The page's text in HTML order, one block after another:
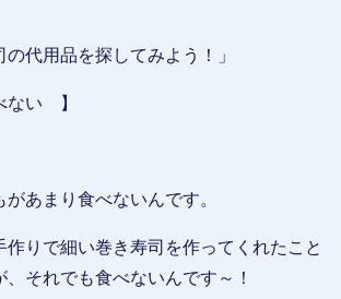
の代用品を探してみよう！」
ない 】
あまり食べないんです。
作りで細い巻き寿司を作ってくれたこと
、それでも食べないんです～！